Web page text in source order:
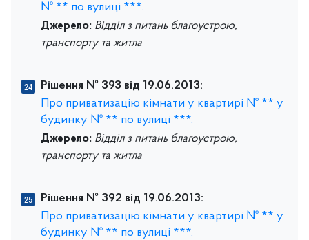
№ ** по вулиці ***.
Джерело: Відділ з питань благоустрою,
транспорту та житла
Рішення № 393 від 19.06.2013:
Про приватизацію кімнати у квартирі № ** у
будинку № ** по вулиці ***.
Джерело: Відділ з питань благоустрою,
транспорту та житла
Рішення № 392 від 19.06.2013:
Про приватизацію кімнати у квартирі № ** у
будинку № ** по вулиці ***.